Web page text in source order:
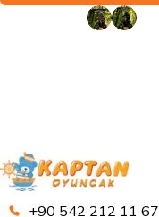
+90 542 212 11 67